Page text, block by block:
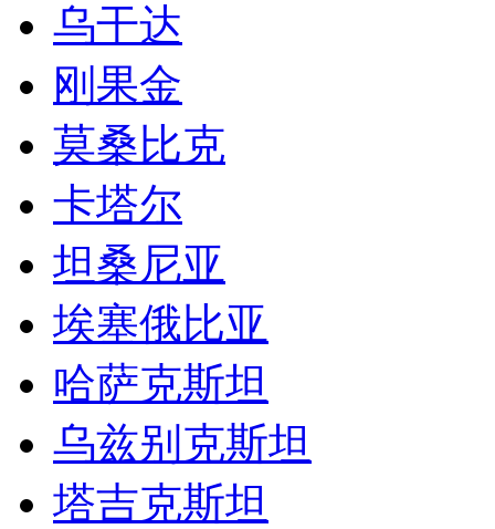
乌干达
刚果金
莫桑比克
卡塔尔
坦桑尼亚
埃塞俄比亚
哈萨克斯坦
乌兹别克斯坦
塔吉克斯坦